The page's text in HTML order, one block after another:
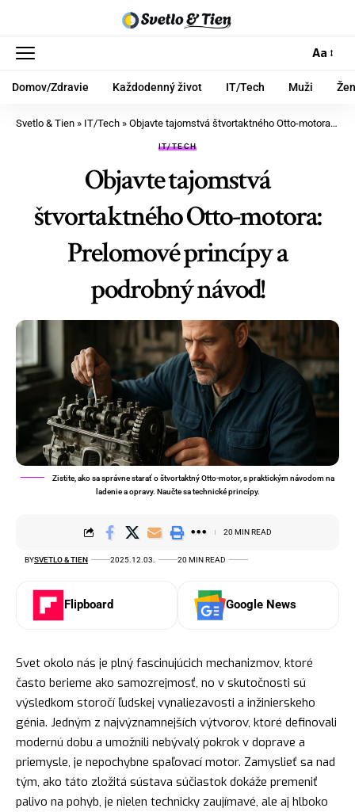
Aa
Domov/Zdravie Každodenný život IT/Tech Muži
Svetlo & Tien » IT/Tech » Objavte tajomstvá štvortaktného Otto-motora: Prelomové princípy a podrobný návod!
IT/TECH
Objavte tajomstvá
štvortaktného Otto-motora:
Prelomové princípy a
podrobný návod!
Zistite, ako sa správne starať o štvortaktný Otto-motor, s praktickým návodom na
ladenie a opravy. Naučte sa technické princípy.
BYSVETLO & TIEN 2025.12.03. 20 MIN READ
20 MIN READ
Flipboard Google News
Svet okolo nás je plný fascinujúcich mechanizmov, ktoré
často berieme ako samozrejmosť, no v skutočnosti sú
výsledkom storočí ľudskej vynaliezavosti a inžinierskeho
génia. Jedným z najvýznamnejších výtvorov, ktoré definovali
modernú dobu a umožnili nebývalý pokrok v doprave a
priemysle, je nepochybne spaľovací motor. Zamyslieť sa nad
tým, ako táto zložitá sústava súčiastok dokáže premeniť
palivo na pohyb, je nielen technicky zaujímavé, ale aj hlboko